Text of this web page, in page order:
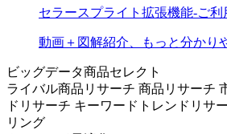
セラースプライト拡張機能-ご利
動画＋図解紹介、もっと分かり
ビッグデータ商品セレクト
ライバル商品リサーチ 商品リサーチ
ドリサーチ キーワードトレンドリサ
リング